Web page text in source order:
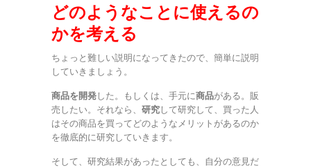
どのようなことに使えるの
かを考える
ちょっと難しい説明になってきたので、簡単に説明
していきましょう。
商品を開発した。もしくは、手元に商品がある。販
売したい。それなら、 研究して研究して、買った人
はその商品を買ってどのようなメリットがあるのか
を徹底的に研究していきます。
そして、研究結果があったとしても、自分の意見だ